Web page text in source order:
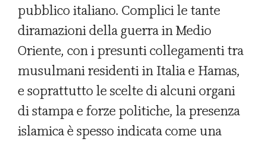
pubblico italiano. Complici le tante
diramazioni della guerra in Medio
Oriente, con i presunti collegamenti tra
musulmani residenti in Italia e Hamas,
e soprattutto le scelte di alcuni organi
di stampa e forze politiche, la presenza
islamica è spesso indicata come una